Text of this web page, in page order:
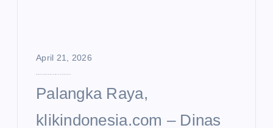
April 21, 2026
Palangka Raya,
klikindonesia.com – Dinas